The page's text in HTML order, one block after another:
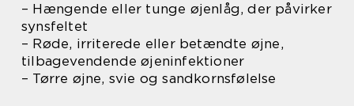
– Hængende eller tunge øjenlåg, der påvirker
synsfeltet
– Røde, irriterede eller betændte øjne,
tilbagevendende øjeninfektioner
– Tørre øjne, svie og sandkornsfølelse